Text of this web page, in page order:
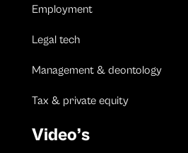
Employment
Legal tech
Management & deontology
Tax & private equity
Video’s